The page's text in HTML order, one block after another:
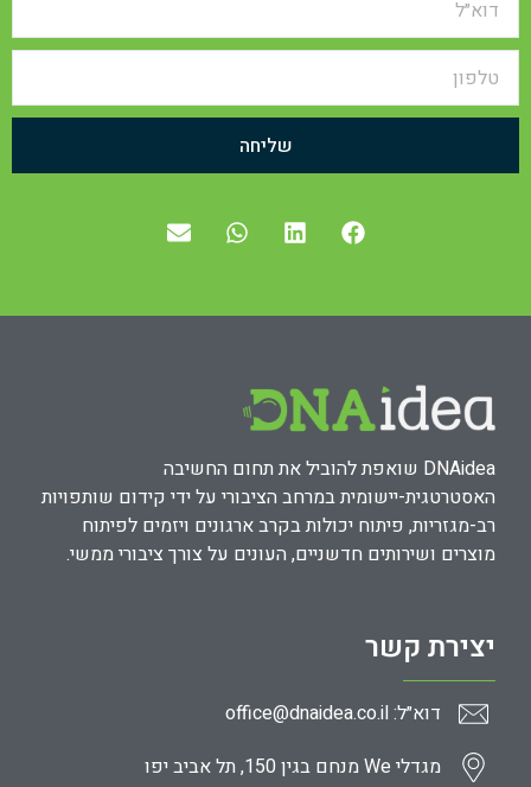
שליחה
DNAidea שואפת להוביל את תחום החשיבה
האסטרטגית-יישומית במרחב הציבורי על ידי קידום שותפויות
רב-מגזריות, פיתוח יכולות בקרב ארגונים ויזמים לפיתוח
מוצרים ושירותים חדשניים, העונים על צורך ציבורי ממשי.
יצירת קשר
דוא״ל: office@dnaidea.co.il
מגדלי We מנחם בגין 150, תל אביב יפו